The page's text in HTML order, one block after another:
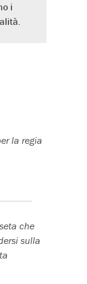
i
.
la regia
che
sulla